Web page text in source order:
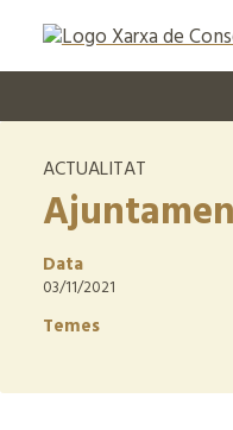
ACTUALITAT
Data
03/11/2021
Temes